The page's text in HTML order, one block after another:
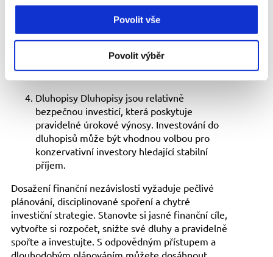
Povolit vše
Povolit výběr
Podílové fondy Podílové fondy jsou
spravovány profesionálními investory a
nabízejí diversifikované investiční možnosti.
investory, kteří hledají jednoduchý způsob,
jak investovat do různých typů aktiv.
Dluhopisy Dluhopisy jsou relativně
bezpečnou investicí, která poskytuje
pravidelné úrokové výnosy. Investování do
dluhopisů může být vhodnou volbou pro
konzervativní investory hledající stabilní
příjem.
Dosažení finanční nezávislosti vyžaduje pečlivé
plánování, disciplinované spoření a chytré
investiční strategie. Stanovte si jasné finanční cíle,
vytvořte si rozpočet, snižte své dluhy a pravidelně
spořte a investujte. S odpovědným přístupem a
dlouhodobým plánováním můžete dosáhnout